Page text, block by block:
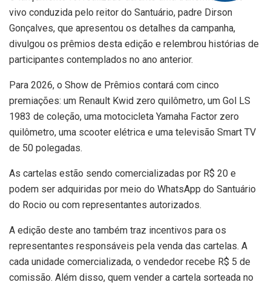
vivo conduzida pelo reitor do Santuário, padre Dirson
Gonçalves, que apresentou os detalhes da campanha,
divulgou os prêmios desta edição e relembrou histórias de
participantes contemplados no ano anterior.
Para 2026, o Show de Prêmios contará com cinco
premiações: um Renault Kwid zero quilômetro, um Gol LS
1983 de coleção, uma motocicleta Yamaha Factor zero
quilômetro, uma scooter elétrica e uma televisão Smart TV
de 50 polegadas.
As cartelas estão sendo comercializadas por R$ 20 e
podem ser adquiridas por meio do WhatsApp do Santuário
do Rocio ou com representantes autorizados.
A edição deste ano também traz incentivos para os
representantes responsáveis pela venda das cartelas. A
cada unidade comercializada, o vendedor recebe R$ 5 de
comissão. Além disso, quem vender a cartela sorteada no